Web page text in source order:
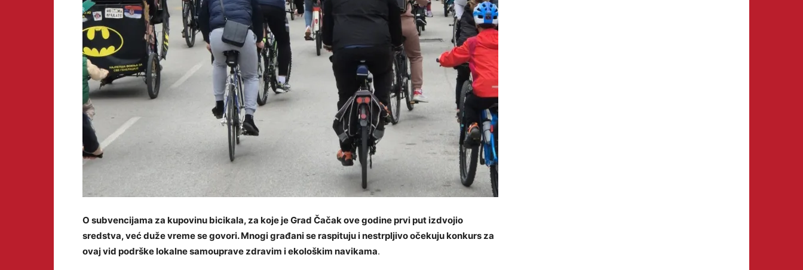
O subvencijama za kupovinu bicikala, za koje je Grad Čačak ove godine prvi put izdvojio
sredstva, već duže vreme se govori. Mnogi građani se raspituju i nestrpljivo očekuju konkurs za
ovaj vid podrške lokalne samouprave zdravim i ekološkim navikama.